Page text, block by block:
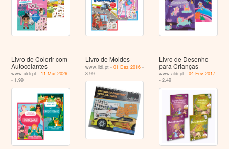
Livro de Colorir com
Autocolantes
www.aldi.pt - 11 Mar 2026
- 1.99
Livro de Moldes
www.lidl.pt - 01 Dez 2016-
3.99
Livro de Desenho
para Crianças
www.aldi.pt -04 Fev 2017
- 2.49